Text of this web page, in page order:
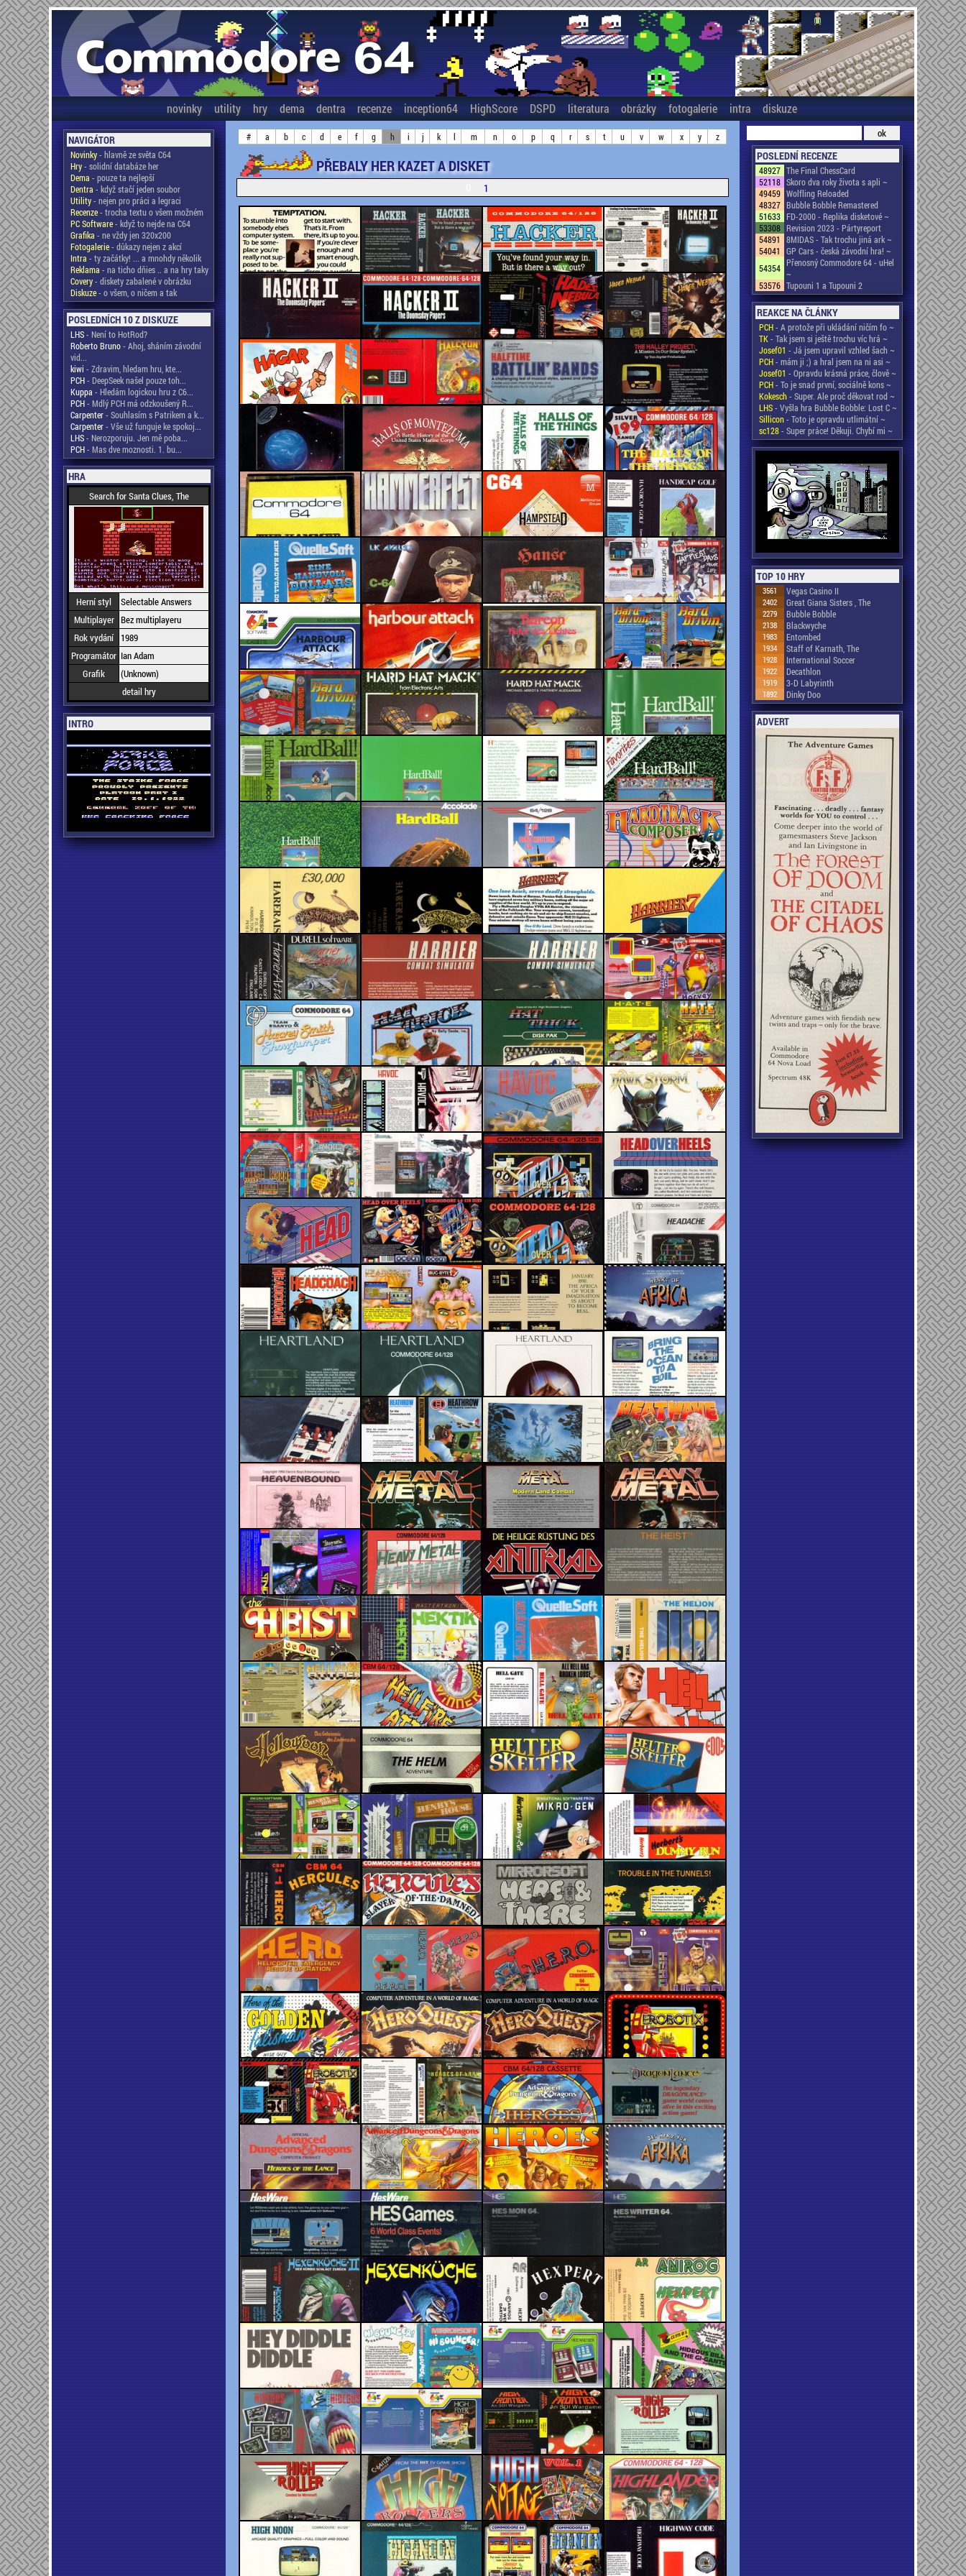
novinky utility hry dema dentra recenze inception64 HighScore DSPD literatura obrázky fotogalerie intra diskuze
NAVIGÁTOR
Novinky- hlavně ze světa C64
Hry- solidní databáze her
Dema - pouze ta nejlepší
Dentra - když stačí jeden soubor
Utility- nejen pro práci a legraci
Recenze- trocha textu o všem možném
PC Software- když to nejde na C64
Grafika - ne vždy jen 320x200
Fotogalerie- důkazy nejen z akcí
Intra - ty začátky! ... a mnohdy několik
Reklama - na ticho dňies .. a na hry taky
Covery- diskety zabalené v obrázku
Diskuze- o všem, o ničem a tak
POSLEDNÍCH 10 Z DISKUZE
LHS- Není to HotRod?
Roberto Bruno- Ahoj, sháním závodní
vid...
kiwi - Zdravim, hledam hru, kte...
PCH- DeepSeek našel pouze toh...
Kuppa - Hledám logickou hru z C6...
PCH- Mdlý PCH má odzkoušený R...
Carpenter- Souhlasím s Patrikem a k...
Carpenter- Vše už funguje ke spokoj...
LHS- Nerozporuju. Jen mě poba...
PCH- Mas dve moznosti. 1. bu...
HRA
Search for Santa Clues, The
Herní styl
Selectable Answers
Multiplayer Bez multiplayeru
Rok vydání
1989
Programátor Ian Adam
Grafik
(Unknown)
detail hry
INTRO
# a b c d e f g h i j k l m n o p q r s t u v w x y z
PŘEBALY HER KAZET A DISKET
1
POSLEDNÍ RECENZE
48927 The Final ChessCard
52118 Skoro dva roky života s apli ~
49459 Wolfling Reloaded
48327 Bubble Bobble Remastered
51633 FD-2000 - Replika disketové ~
53308 Revision 2023 - Pártyreport
54891
8MIDAS - Tak trochu jiná ark ~
54041
GP Cars - česká závodní hra! ~
54354 Přenosný Commodore 64 - uHel
~
53576 Tupouni 1 a Tupouni 2
REAKCE NA ČLÁNKY
PCH- A protože při ukládání ničím fo ~
TK- Tak jsem si ještě trochu víc hrá ~
Josef01 - Já jsem upravil vzhled šach ~
PCH- mám ji ;) a hral jsem na ni asi ~
Josef01 - Opravdu krásná práce, člově ~
PCH- To je snad první, sociálně kons ~
Kokesch- Super. Ale proč děkovat rod ~
LHS- Vyšla hra Bubble Bobble: Lost C ~
Sillicon- Toto je opravdu utlimátní ~
sc128- Super práce! Děkuji. Chybí mi ~
TOP 10 HRY
3561 Vegas Casino II
2402 Great Giana Sisters , The
2279 Bubble Bobble
2138 Blackwyche
1983 Entombed
1934 Staff of Karnath, The
1928 International Soccer
1922 Decathlon
1919 3-D Labyrinth
1892 Dinky Doo
ADVERT